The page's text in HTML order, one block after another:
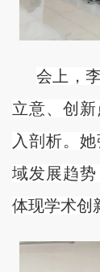
会上，
立意、创
入剖析。
域发展趋
体现学术创